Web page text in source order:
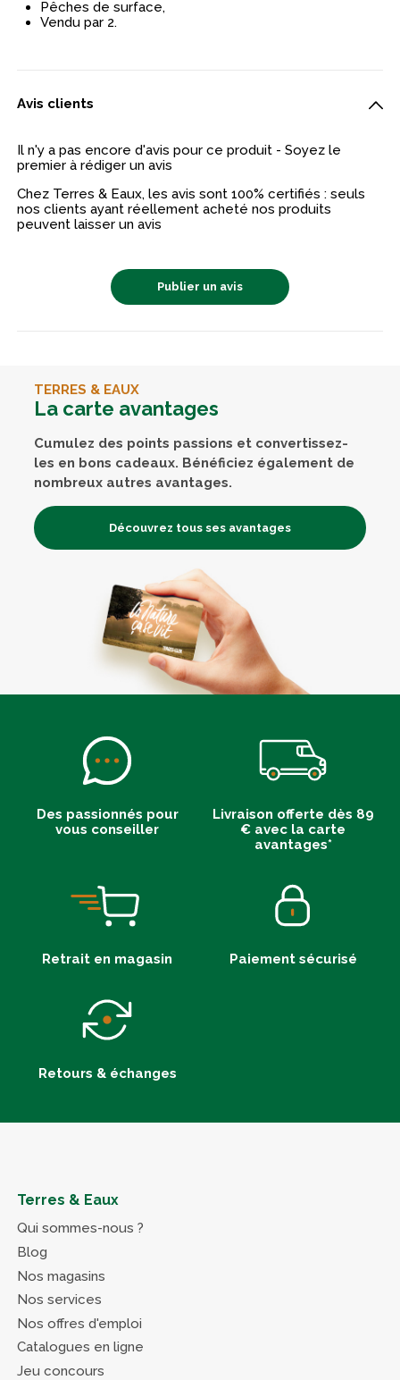
Pêches de surface,
Vendu par 2.
Avis clients
Il n'y a pas encore d'avis pour ce produit - Soyez le
premier à rédiger un avis
Chez Terres & Eaux, les avis sont 100% certifiés : seuls
nos clients ayant réellement acheté nos produits
peuvent laisser un avis
Publier un avis
TERRES & EAUX
La carte avantages
Cumulez des points passions et convertissez-
les en bons cadeaux. Bénéficiez également de
nombreux autres avantages.
Découvrez tous ses avantages
Des passionnés pour
vous conseiller
Livraison offerte dès 89
€ avec la carte
avantages*
Retrait en magasin Paiement sécurisé
Retours & échanges
Terres & Eaux
Qui sommes-nous ?
Blog
Nos magasins
Nos services
Nos offres d'emploi
Catalogues en ligne
Jeu concours